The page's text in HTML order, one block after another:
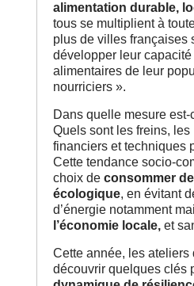
alimentation durable,
tous se multiplient à
plus de villes françaises
développer leur
alimentaires de leur
nourriciers ».
Dans quelle mesure
Quels sont les freins,
financiers et techniques
Cette tendance socio-
choix de consommer
écologique, en évitant
d’énergie notamment
l’économie locale, et
Cette année, les
découvrir quelques clés